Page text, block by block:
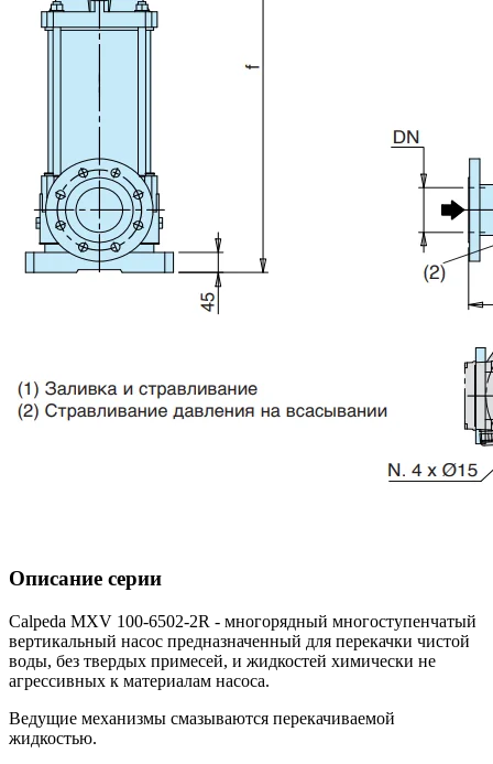
Описание серии
Calpeda MXV 100-6502-2R - многорядный многоступенчатый
вертикальный насос предназначенный для перекачки чистой
воды, без твердых примесей, и жидкостей химически не
агрессивных к материалам насоса.
Ведущие механизмы смазываются перекачиваемой
жидкостью.